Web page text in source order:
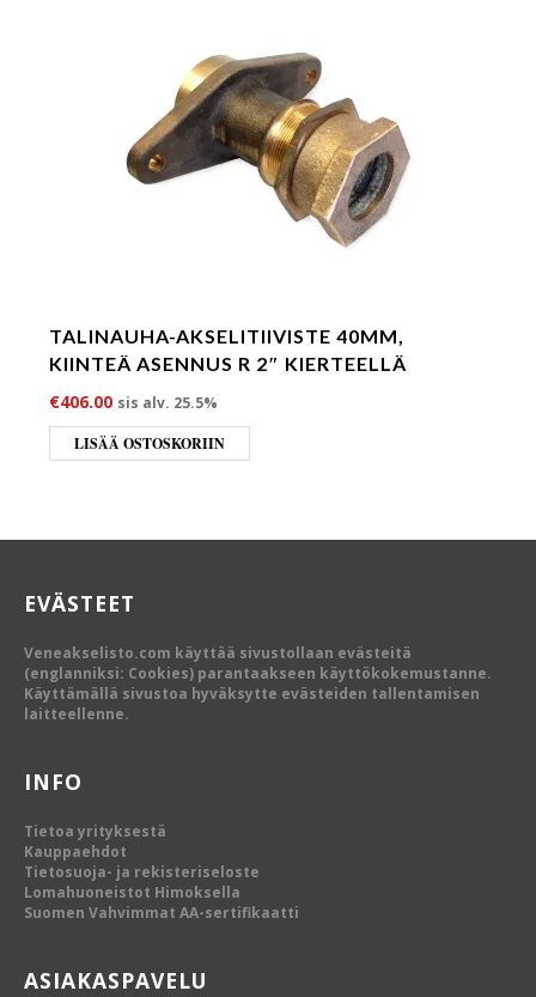
TALINAUHA-AKSELITIIVISTE 40MM,
KIINTEÄ ASENNUS R 2″ KIERTEELLÄ
€406.00 sis alv. 25.5%
LISÄÄ OSTOSKORIIN
EVÄSTEET
Veneakselisto.com käyttää sivustollaan evästeitä
(englanniksi: Cookies) parantaakseen käyttökokemustanne.
Käyttämällä sivustoa hyväksytte evästeiden tallentamisen
laitteellenne.
INFO
Tietoa yrityksestä
Kauppaehdot
Tietosuoja- ja rekisteriseloste
Lomahuoneistot Himoksella
Suomen Vahvimmat AA-sertifikaatti
ASIAKASPAVELU